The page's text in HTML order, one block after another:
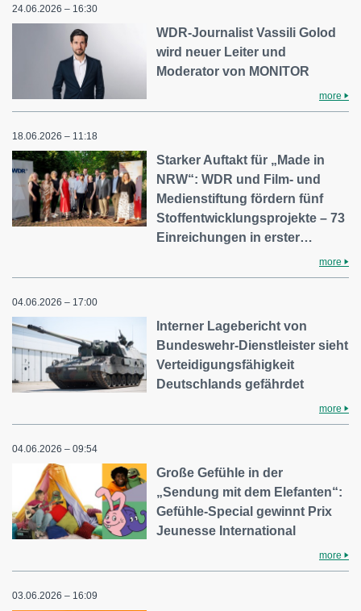
24.06.2026 – 16:30
WDR-Journalist Vassili Golod
wird neuer Leiter und
Moderator von MONITOR
more
18.06.2026 – 11:18
Starker Auftakt für „Made in
NRW“: WDR und Film- und
Medienstiftung fördern fünf
Stoffentwicklungsprojekte – 73
Einreichungen in erster…
more
04.06.2026 – 17:00
Interner Lagebericht von
Bundeswehr-Dienstleister sieht
Verteidigungsfähigkeit
Deutschlands gefährdet
more
04.06.2026 – 09:54
Große Gefühle in der
„Sendung mit dem Elefanten“:
Gefühle-Special gewinnt Prix
Jeunesse International
more
03.06.2026 – 16:09